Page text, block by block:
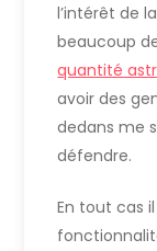
l’intérêt de
beaucoup
quantité
avoir des
dedans me
défendre.
En tout cas